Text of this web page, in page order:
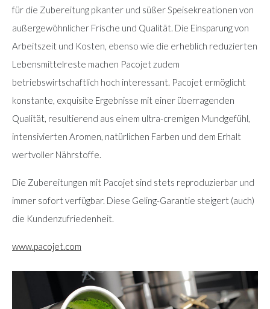
für die Zubereitung pikanter und süßer Speisekreationen von
außergewöhnlicher Frische und Qualität. Die Einsparung von
Arbeitszeit und Kosten, ebenso wie die erheblich reduzierten
Lebensmittelreste machen Pacojet zudem
betriebswirtschaftlich hoch interessant. Pacojet ermöglicht
konstante, exquisite Ergebnisse mit einer überragenden
Qualität, resultierend aus einem ultra-cremigen Mundgefühl,
intensivierten Aromen, natürlichen Farben und dem Erhalt
wertvoller Nährstoffe.
Die Zubereitungen mit Pacojet sind stets reproduzierbar und
immer sofort verfügbar. Diese Geling-Garantie steigert (auch)
die Kundenzufriedenheit.
www.pacojet.com